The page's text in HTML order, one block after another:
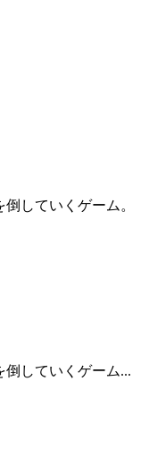
していくゲーム。
倒していくゲーム...